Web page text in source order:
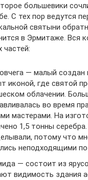
большевики
С тех пор ведутся
святыни
в Эрмитаже. Вся
частей:
— малый создан
иконой, где святой
облачении.
во время
мастерами. На
1,5 тонны
потому что
неподходящими по
— состоит из
видимость здания